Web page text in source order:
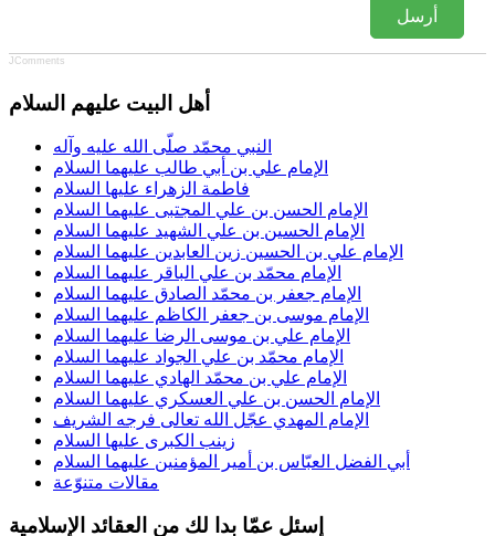
أرسل
JComments
أهل البيت عليهم السلام
النبي محمّد صلّى الله عليه وآله
الإمام علي بن أبي طالب عليهما السلام
فاطمة الزهراء عليها السلام
الإمام الحسن بن علي المجتبى عليهما السلام
الإمام الحسين بن علي الشهيد عليهما السلام
الإمام علي بن الحسين زين العابدين عليهما السلام
الإمام محمّد بن علي الباقر عليهما السلام
الإمام جعفر بن محمّد الصادق عليهما السلام
الإمام موسى بن جعفر الكاظم عليهما السلام
الإمام علي بن موسى الرضا عليهما السلام
الإمام محمّد بن علي الجواد عليهما السلام
الإمام علي بن محمّد الهادي عليهما السلام
الإمام الحسن بن علي العسكري عليهما السلام
الإمام المهدي عجّل الله تعالى فرجه الشريف
زينب الكبرى عليها السلام
أبي الفضل العبّاس بن أمير المؤمنين عليهما السلام
مقالات متنوّعة
إسئل عمّا بدا لك من العقائد الإسلامية